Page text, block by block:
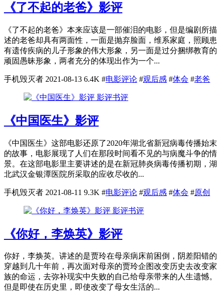
《了不起的老爸》影评
《了不起的老爸》本来应该是一部催泪的电影，但是编剧所描
述的老爸却具有两面性，一面是抛弃脸面，维系家庭，照顾患
有遗传疾病的儿子形象的伟大形象，另一面是过分捆绑教育的
顽固愚昧形象，两者充分的体现出作为一个...
手机毁灭者 2021-08-13 6.4K #电影评论 #观后感 #体会 #老爸
影评书评
《中国医生》影评
《中国医生》这部电影还原了2020年湖北省新冠病毒传播始末
的故事，电影展现了人们在那段时间看不见的与病魔斗争的情
景。在这部电影里主要讲述的是在新冠肺炎病毒传播初期，湖
北武汉金银潭医院所采取的应收尽收的...
手机毁灭者 2021-08-11 9.3K #电影评论 #观后感 #体会 #原创
影评书评
《你好，李焕英》影评
你好，李焕英。讲述的是贾玲在母亲病床前困倒，阴差阳错的
穿越到几十年前，再次面对母亲的贾玲企图改变历史去改变家
族的命运，去弥补现实中失败的自己给母亲带来的人生遗憾。
但是即使在历史里，即使改变了母女生活的...